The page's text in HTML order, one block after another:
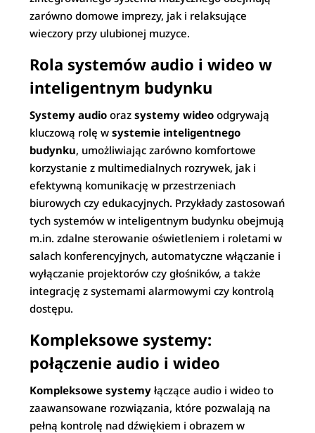
zarówno domowe imprezy, jak i relaksujące
wieczory przy ulubionej muzyce.
Rola systemów audio i wideo w
inteligentnym budynku
Systemy audio orazsystemy wideo odgrywają
kluczową rolę wsystemie inteligentnego
budynku, umożliwiając zarówno komfortowe
korzystanie z multimedialnych rozrywek, jak i
efektywną komunikację w przestrzeniach
biurowych czy edukacyjnych. Przykłady zastosowań
tych systemów w inteligentnym budynku obejmują
m.in. zdalne sterowanie oświetleniem i roletami w
salach konferencyjnych, automatyczne włączanie i
wyłączanie projektorów czy głośników, a także
integrację z systemami alarmowymi czy kontrolą
dostępu.
Kompleksowe systemy:
połączenie audio i wideo
Kompleksowe systemy łączące audio i wideo to
zaawansowane rozwiązania, które pozwalają na
pełną kontrolę nad dźwiękiem i obrazem w